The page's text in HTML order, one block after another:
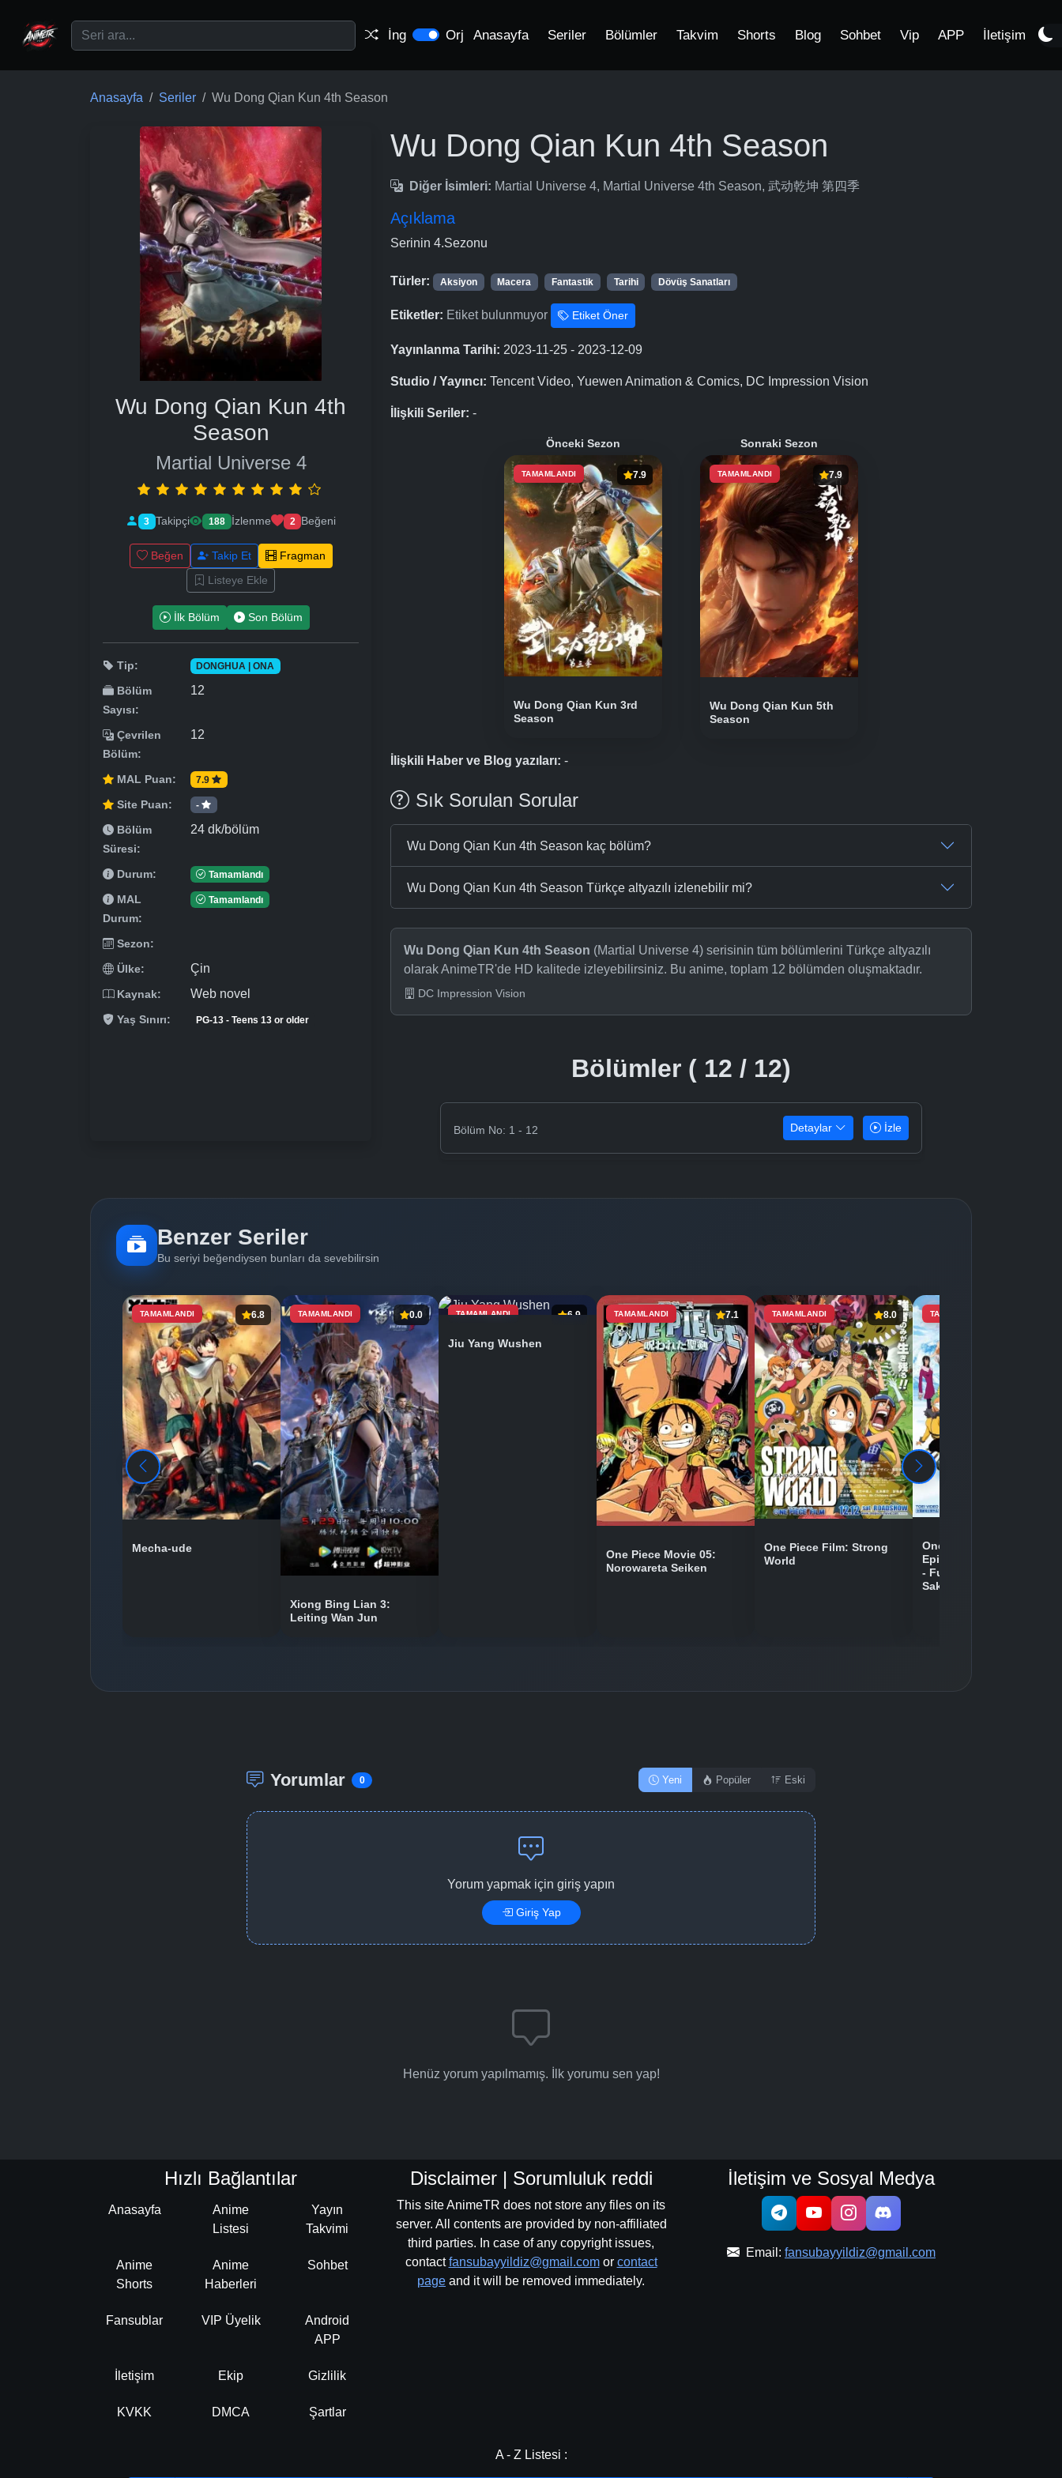
İng Orj Anasayfa Seriler Bölümler Takvim Shorts Blog Sohbet Vip APP İletişim
Anasayfa Seriler Wu Dong Qian Kun 4th Season
Wu Dong Qian Kun 4th
Season
Martial Universe 4
3 Takipçi 188 İzlenme 2 Beğeni
Beğen Takip Et
Fragman
Listeye Ekle
İlk Bölüm Son Bölüm
Tip: DONGHUA | ONA
Bölüm
Sayısı:
12
Çevrilen
Bölüm:
12
MAL Puan: 7.9
Site Puan: -
Bölüm
Süresi:
24 dk/bölüm
Durum: Tamamlandı
MAL
Durum:
Tamamlandı
Sezon:
Ülke:
Çin
Kaynak: Web novel
Yaş Sınırı: PG-13 - Teens 13 or older
Wu Dong Qian Kun 4th Season
Diğer İsimleri: Martial Universe 4, Martial Universe 4th Season, 武动乾坤 第四季
Açıklama
Serinin 4.Sezonu
Türler: Aksiyon Macera Fantastik Tarihi Dövüş Sanatları
Etiketler: Etiket bulunmuyor Etiket Öner
Yayınlanma Tarihi: 2023-11-25 - 2023-12-09
Studio / Yayıncı: Tencent Video, Yuewen Animation & Comics, DC Impression Vision
İlişkili Seriler: -
Önceki Sezon
TAMAMLANDI 7.9
Wu Dong Qian Kun 3rd
Season
Sonraki Sezon
TAMAMLANDI 7.9
Wu Dong Qian Kun 5th
Season
İlişkili Haber ve Blog yazıları: -
Sık Sorulan Sorular
Wu Dong Qian Kun 4th Season kaç bölüm?
Wu Dong Qian Kun 4th Season Türkçe altyazılı izlenebilir mi?
Wu Dong Qian Kun 4th Season (Martial Universe 4) serisinin tüm bölümlerini Türkçe altyazılı
olarak AnimeTR'de HD kalitede izleyebilirsiniz. Bu anime, toplam 12 bölümden oluşmaktadır.
DC Impression Vision
Bölümler ( 12 / 12)
Bölüm No: 1 - 12 Detaylar İzle
Benzer Seriler
Bu seriyi beğendiysen bunları da sevebilirsin
TAMAMLANDI 6.8
Mecha-ude
TAMAMLANDI 0.0
Xiong Bing Lian 3:
Leiting Wan Jun
TAMAMLANDI 6.9
Jiu Yang Wushen
TAMAMLANDI 7.1
One Piece Movie 05:
Norowareta Seiken
TAMAMLANDI 8.0
One Piece Film: Strong
World
TAMAMLANDI
One Piece Movie 09:
Episode of Chopper Plus
- Fuyu ni Saku, Kiseki no
Sakura
Yorumlar 0 Yeni Popüler Eski
Yorum yapmak için giriş yapın
Giriş Yap
Henüz yorum yapılmamış. İlk yorumu sen yap!
Hızlı Bağlantılar
Anasayfa
Anime
Listesi
Yayın
Takvimi
Anime
Shorts
Anime
Haberleri
Sohbet
Fansublar VIP Üyelik
Android
APP
İletişim Ekip Gizlilik
KVKK DMCA Şartlar
Disclaimer | Sorumluluk reddi
This site AnimeTR does not store any files on its
server. All contents are provided by non-affiliated
third parties. In case of any copyright issues,
contactfansubayyildiz@gmail.comor contact
page and it will be removed immediately.
İletişim ve Sosyal Medya
Email: fansubayyildiz@gmail.com
A - Z Listesi :